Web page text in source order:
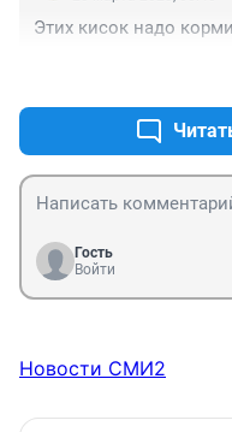
Этих кисок надо
Гость
Войти
Новости СМИ2